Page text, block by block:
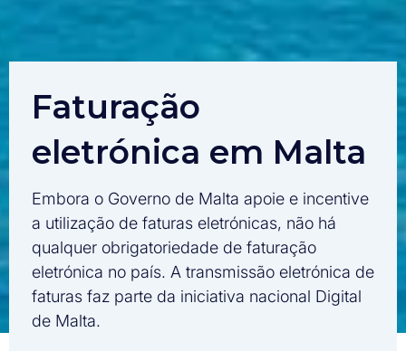
Faturação
eletrónica em Malta
Embora o Governo de Malta apoie e incentive
a utilização de faturas eletrónicas, não há
qualquer obrigatoriedade de faturação
eletrónica no país. A transmissão eletrónica de
faturas faz parte da iniciativa nacional Digital
de Malta.